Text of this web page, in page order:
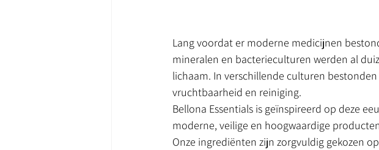
Lang voordat er moderne medicijnen
mineralen en bacterieculturen werden al
lichaam. In verschillende culturen
vruchtbaarheid en reiniging.
Bellona Essentials is geïnspireerd op deze
moderne, veilige en hoogwaardige
Onze ingrediënten zijn zorgvuldig gekozen